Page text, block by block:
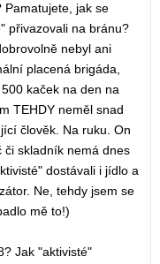
Pamatujete, jak se
přivazovali na bránu?
nebyl ani
placená brigáda,
kaček na den na
TEHDY neměl snad
člověk. Na ruku. On
či skladník nemá dnes
dostávali i jídlo a
Ne, tehdy jsem se
mě to!)
Jak "aktivisté"